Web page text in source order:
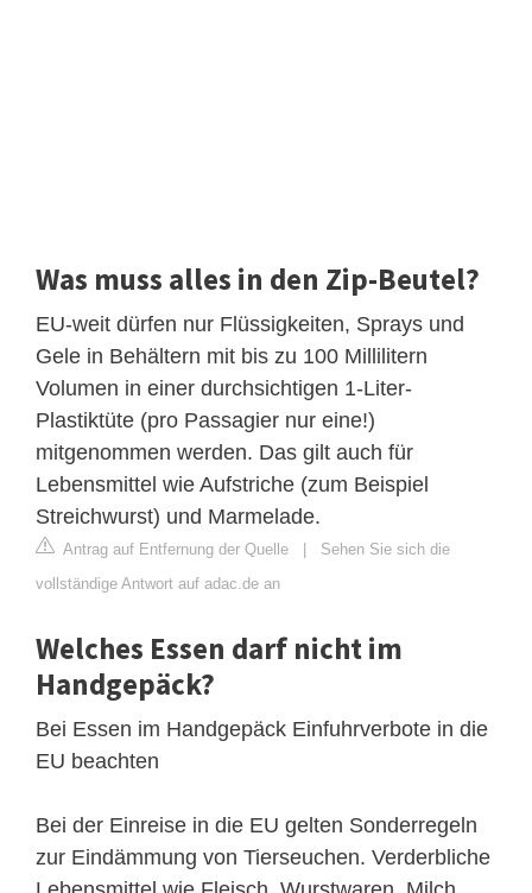
Was muss alles in den Zip-Beutel?
EU-weit dürfen nur Flüssigkeiten, Sprays und
Gele in Behältern mit bis zu 100 Millilitern
Volumen in einer durchsichtigen 1-Liter-
Plastiktüte (pro Passagier nur eine!)
mitgenommen werden. Das gilt auch für
Lebensmittel wie Aufstriche (zum Beispiel
Streichwurst) und Marmelade.
Antrag auf Entfernung der Quelle | Sehen Sie sich die
vollständige Antwort auf adac.de an
Welches Essen darf nicht im
Handgepäck?
Bei Essen im Handgepäck Einfuhrverbote in die
EU beachten
Bei der Einreise in die EU gelten Sonderregeln
zur Eindämmung von Tierseuchen. Verderbliche